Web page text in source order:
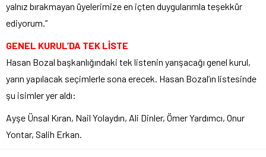
yalnız bırakmayan üyelerimize en içten duygularımla teşekkür
ediyorum.”
GENEL KURUL’DA TEK LİSTE
Hasan Bozal başkanlığındaki tek listenin yarışacağı genel kurul,
yarın yapılacak seçimlerle sona erecek. Hasan Bozal’ın listesinde
şu isimler yer aldı:
Ayşe Ünsal Kıran, Nail Yolaydın, Ali Dinler, Ömer Yardımcı, Onur
Yontar, Salih Erkan.